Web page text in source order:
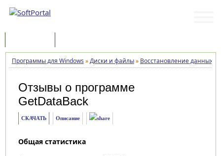
Программы для Windows »Диски и файлы» Восстановление данных
Отзывы о программе
GetDataBack
СКАЧАТЬ Описание
Общая статистика